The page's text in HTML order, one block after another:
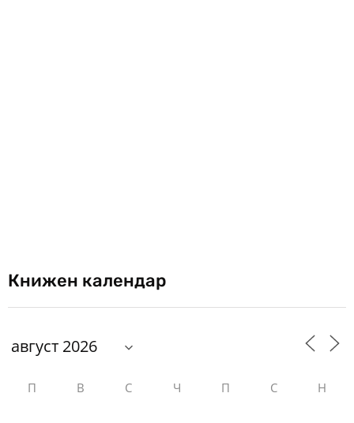
Книжен календар
П В С Ч П С Н